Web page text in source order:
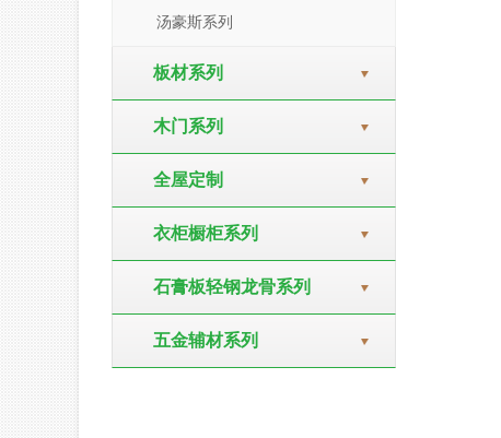
汤豪斯系列
板材系列
木门系列
全屋定制
衣柜橱柜系列
石膏板轻钢龙骨系列
五金辅材系列